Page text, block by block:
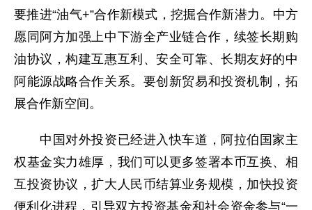
要推进“油气+”合作新模式，挖掘合作新潜力。中方
愿同阿方加强上中下游全产业链合作，续签长期购
油协议，构建互惠互利、安全可靠、长期友好的中
阿能源战略合作关系。要创新贸易和投资机制，拓
展合作新空间。
中国对外投资已经进入快车道，阿拉伯国家主
权基金实力雄厚，我们可以更多签署本币互换、相
互投资协议，扩大人民币结算业务规模，加快投资
便利化进程，引导双方投资基金和社会资金参与“一